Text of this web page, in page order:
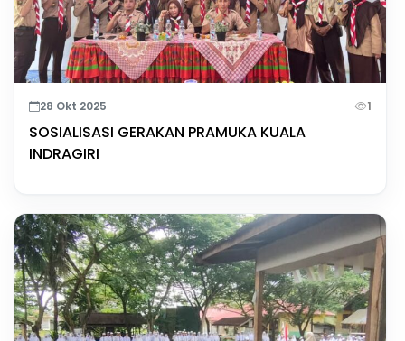
28 Okt 2025 1
SOSIALISASI GERAKAN PRAMUKA KUALA
INDRAGIRI